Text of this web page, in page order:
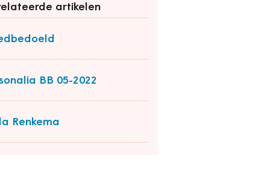
artikelen
BB 05-2022
Renkema